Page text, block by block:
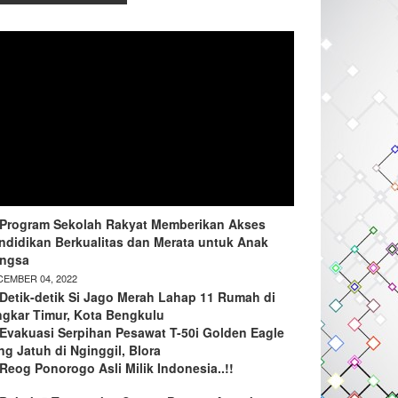
Sekolah Rakyat Memberikan Akses
Berkualitas dan Merata untuk Anak
04, 2022
Detik-detik Si Jago Merah Lahap 11 Rumah di
Timur, Kota Bengkulu
Evakuasi Serpihan Pesawat T-50i Golden Eagle
Jatuh di Nginggil, Blora
Reog Ponorogo Asli Milik Indonesia..!!